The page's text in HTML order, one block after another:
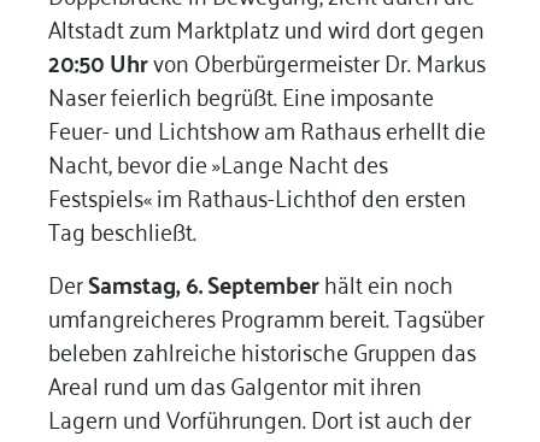
Altstadt zum Marktplatz und wird dort gegen
20:50 Uhrvon Oberbürgermeister Dr. Markus
Naser feierlich begrüßt. Eine imposante
Feuer- und Lichtshow am Rathaus erhellt die
Nacht, bevor die »Lange Nacht des
Festspiels« im Rathaus-Lichthof den ersten
Tag beschließt.
DerSamstag, 6. Septemberhält ein noch
umfangreicheres Programm bereit. Tagsüber
beleben zahlreiche historische Gruppen das
Areal rund um das Galgentor mit ihren
Lagern und Vorführungen. Dort ist auch der